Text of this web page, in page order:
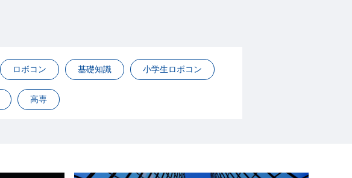
ロボコン 基礎知識 小学生ロボコン
高専